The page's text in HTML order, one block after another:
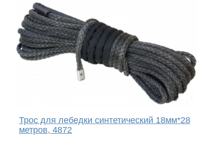
Трос для лебедки синтетический 18мм*28
метров, 4872